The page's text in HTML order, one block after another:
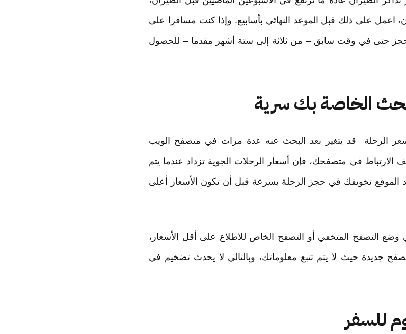
اعمل على ذلك قبل الموعد النهائي بأسابيع. وإذا كنت مسافرا على
حجز حتى في وقت سابق – من ثلاثة إلى ستة أشهر مقدما – للحصول
الرحلة قد يتغير بعد البحث عنه عدة مرات في متصفح الويب
الارتباط في متصفحك، فإن أسعار الرحلات الجوية تزداد عندما يتم
الموقع تخويفك في حجز الرحلة بسرعة قبل أن تكون الأسعار أعلى
التصفح المتخفي أو التصفح الخاص للاطلاع على أقل الأسعار،
جديدة حيث لا يتم تتبع معلوماتك، وبالتالي لا يحدث تضخيم في